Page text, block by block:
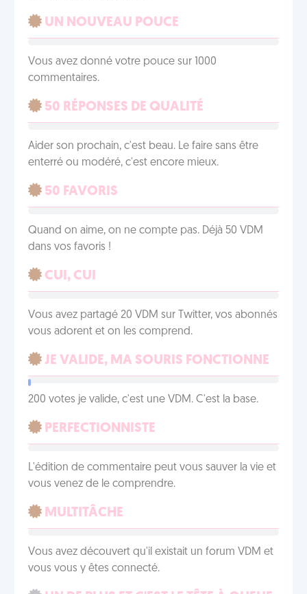
UN NOUVEAU POUCE
Vous avez donné votre pouce sur 1000
commentaires.
50 RÉPONSES DE QUALITÉ
Aider son prochain, c'est beau. Le faire sans être
enterré ou modéré, c'est encore mieux.
50 FAVORIS
Quand on aime, on ne compte pas. Déjà 50 VDM
dans vos favoris !
CUI, CUI
Vous avez partagé 20 VDM sur Twitter, vos abonnés
vous adorent et on les comprend.
JE VALIDE, MA SOURIS FONCTIONNE
200 votes je valide, c'est une VDM. C'est la base.
PERFECTIONNISTE
L'édition de commentaire peut vous sauver la vie et
vous venez de le comprendre.
MULTITÂCHE
Vous avez découvert qu'il existait un forum VDM et
vous vous y êtes connecté.